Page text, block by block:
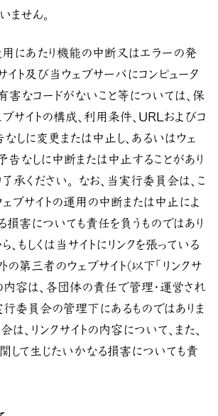
ません。
用にあたり機能の中断又はエラーの発
イト及び当ウェブサーバにコンピュータ
害なコードがないこと等については、保
ブサイトの構成、利用条件、URLおよびコ
なしに変更または中止し、あるいはウェ
告なしに中断または中止することがあり
了承ください。 なお、当実行委員会は、こ
ブサイトの運用の中断または中止によ
損害についても責任を負うものではあり
、もしくは当サイトにリンクを張っている
第三者のウェブサイト(以下「リンクサ
の内容は、各団体の責任で管理・運営され
行委員会の管理下にあるものではありま
、リンクサイトの内容について、また、
して生じたいかなる損害についても責